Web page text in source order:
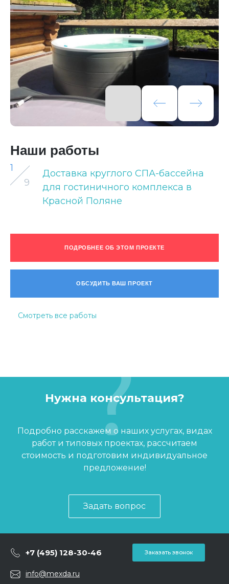
Наши работы
1
9
Доставка круглого СПА-бассейна
для гостиничного комплекса в
Красной Поляне
ПОДРОБНЕЕ ОБ ЭТОМ ПРОЕКТЕ
ОБСУДИТЬ ВАШ ПРОЕКТ
Смотреть все работы
Нужна консультация?
Подробно расскажем о наших услугах, видах
работ и типовых проектах, рассчитаем
стоимость и подготовим индивидуальное
предложение!
Задать вопрос
+7 (495) 128-30-46 Заказать звонок
info@mexda.ru